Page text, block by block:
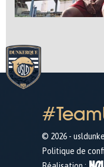
© 2026 -
Politique de